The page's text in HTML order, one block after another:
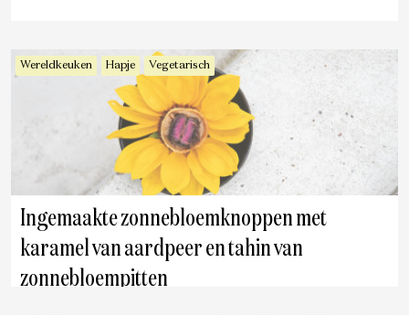
Wereldkeuken Hapje Vegetarisch
Ingemaakte zonnebloemknoppen met
karamel van aardpeer en tahin van
zonnebloempitten